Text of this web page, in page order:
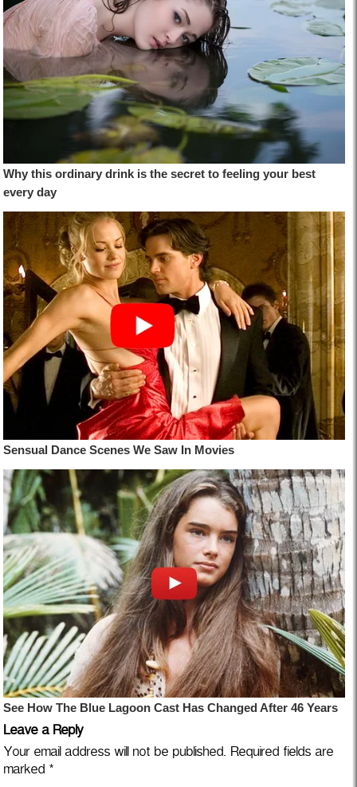
Leave a Reply
Your email address will not be published. Required fields are
marked *